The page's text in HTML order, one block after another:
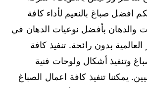
افضل صباغ بالنعيم لأداء كافة
والدهان بأفضل نوعيات الدهان في
العالمية بدون رائحة. تنفيذ كافة
وتنفيذ أشكال ولوحات فنية
يمكننا تنفيذ كافة اعمال الصباغ